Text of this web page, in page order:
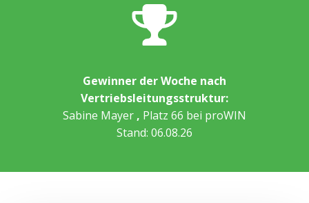
Gewinner der Woche nach
Vertriebsleitungsstruktur:
Sabine Mayer , Platz 66 bei proWIN
Stand: 06.08.26